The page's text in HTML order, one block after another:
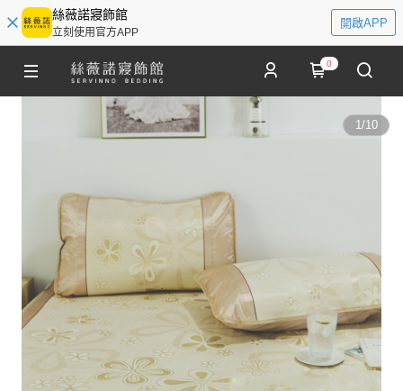
絲薇諾寢飾館
立刻使用官方APP
開啟APP
0
1/10